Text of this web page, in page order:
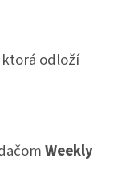
ktorá odloží
Weekly